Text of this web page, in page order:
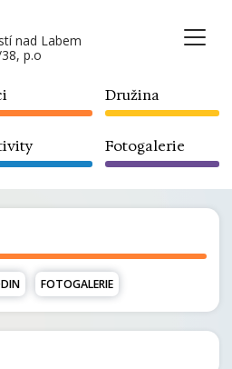
nad Labem
p.o
Družina
Fotogalerie
FOTOGALERIE